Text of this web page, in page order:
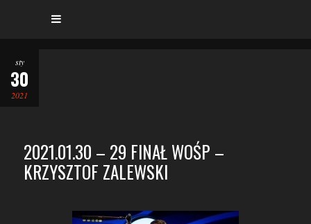
sty
30
2021
2021.01.30 – 29 FINAŁ WOŚP –
KRZYSZTOF ZALEWSKI